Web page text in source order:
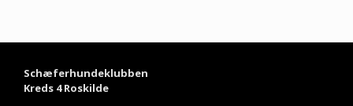
Schæferhundeklubben
Kreds 4 Roskilde